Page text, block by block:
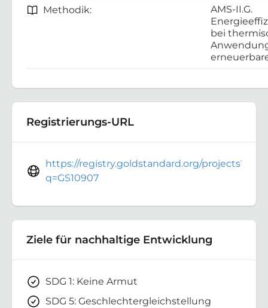
Methodik:
AMS-II.G.
bei
Registrierungs-URL
https://registry.goldstandard.org/projects?
q=GS10907
Ziele für nachhaltige Entwicklung
SDG 1: Keine Armut
SDG 5: Geschlechtergleichstellung